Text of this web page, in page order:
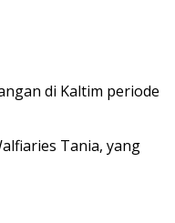
di Kaltim periode
Tania, yang